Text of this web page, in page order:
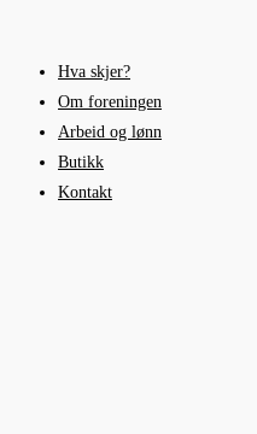
Hva skjer?
Om foreningen
Arbeid og lønn
Butikk
Kontakt